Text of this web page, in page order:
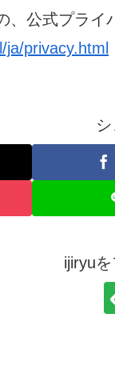
、公式プラ
privacy.html
ijiryu